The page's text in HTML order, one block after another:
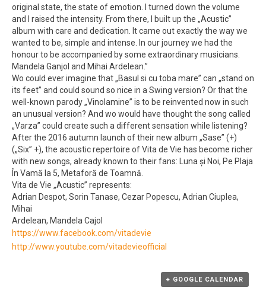
original state, the state of emotion. I turned down the volume
and I raised the intensity. From there, I built up the „Acustic”
album with care and dedication. It came out exactly the way we
wanted to be, simple and intense. In our journey we had the
honour to be accompanied by some extraordinary musicians.
Mandela Ganjol and Mihai Ardelean.”
Wo could ever imagine that „Basul si cu toba mare” can „stand on
its feet” and could sound so nice in a Swing version? Or that the
well-known parody „Vinolamine” is to be reinvented now in such
an unusual version? And wo would have thought the song called
„Varza” could create such a different sensation while listening?
After the 2016 autumn launch of their new album „Sase” (+)
(„Six” +), the acoustic repertoire of Vita de Vie has become richer
with new songs, already known to their fans: Luna și Noi, Pe Plaja
În Vamă la 5, Metaforă de Toamnă.
Vita de Vie „Acustic” represents:
Adrian Despot, Sorin Tanase, Cezar Popescu, Adrian Ciuplea,
Mihai
Ardelean, Mandela Cajol
https://www.facebook.com/vitadevie
http://www.youtube.com/vitadevieofficial
+ GOOGLE CALENDAR